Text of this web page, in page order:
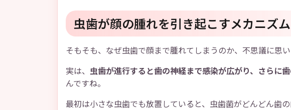
虫歯が顔の腫れを引き起こすメカニズム
そもそも、なぜ虫歯で顔まで腫れてしまうのか、不思議に思
実は、 虫歯が進行すると歯の神経まで感染が広がり、さらに
んですね。
最初は小さな虫歯でも放置していると、虫歯菌がどんどん歯の